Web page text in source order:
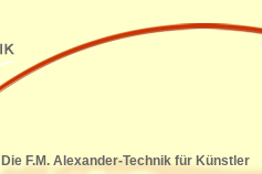
Die F.M. Alexander-Technik für Künstler